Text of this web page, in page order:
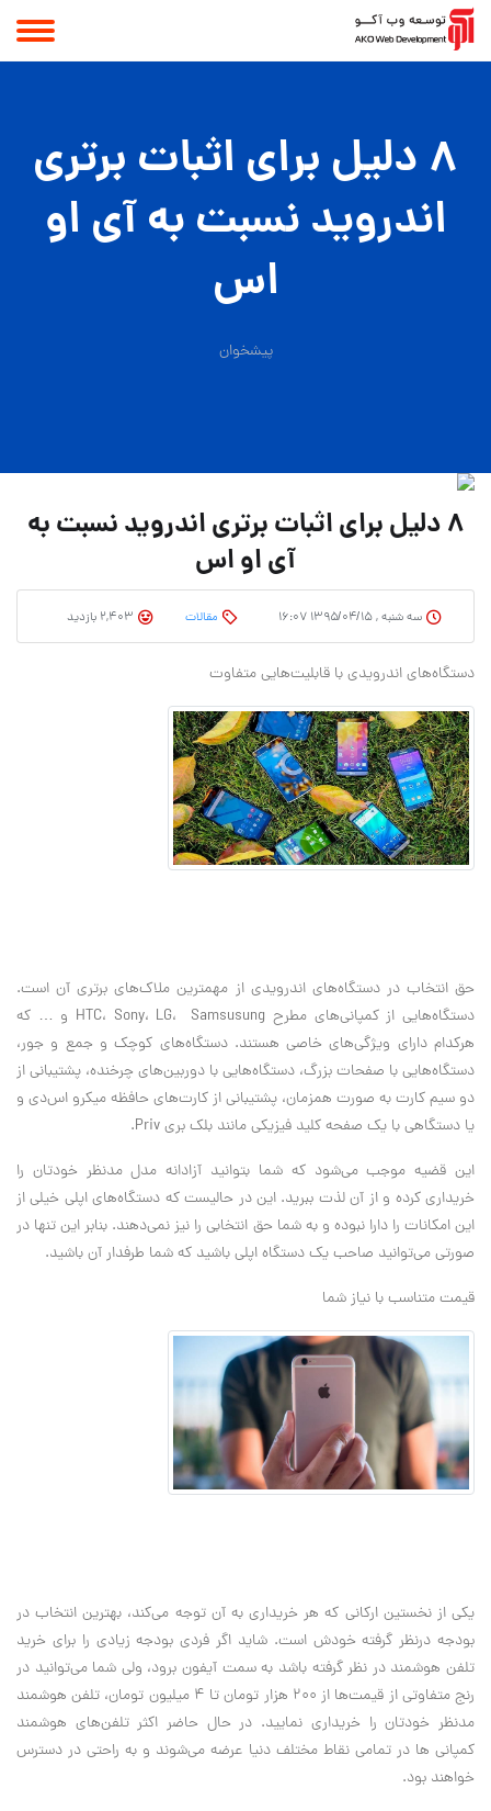
۸ دلیل برای اثبات برتری
اندروید نسبت به آی او
اس
پیشخوان
۸ دلیل برای اثبات برتری اندروید نسبت به
آی او اس
سه شنبه , ۱۳۹۵/۰۴/۱۵ ۱۶:۰۷ مقالات
دستگاه‌های اندرویدی با قابلیت‌هایی متفاوت
حق انتخاب در دستگاه‌های اندرویدی از مهمترین ملاک‌های برتری آن است.
دستگاه‌هایی از کمپانی‌های مطرح HTC، Sony، LG، Samsusung و … که
هرکدام دارای ویژگی‌های خاصی هستند. دستگاه‌های کوچک و جمع و جور،
دستگاه‌هایی با صفحات بزرگ، دستگاه‌هایی با دوربین‌های چرخنده، پشتیبانی از
دو سیم کارت به صورت همزمان، پشتیبانی از کارت‌های حافظه میکرو اس‌دی و
یا دستگاهی با یک صفحه کلید فیزیکی مانند بلک بری Priv.
این قضیه موجب می‌شود که شما بتوانید آزادانه مدل مدنظر خودتان را
خریداری کرده و از آن لذت ببرید. این در حالیست که دستگاه‌های اپلی خیلی از
این امکانات را دارا نبوده و به شما حق انتخابی را نیز نمی‌دهند. بنابر این تنها در
صورتی می‌توانید صاحب یک دستگاه اپلی باشید که شما طرفدار آن باشید.
قیمت متناسب با نیاز شما
یکی از نخستین ارکانی که هر خریداری به آن توجه می‌کند، بهترین انتخاب در
بودجه درنظر گرفته خودش است. شاید اگر فردی بودجه زیادی را برای خرید
تلفن هوشمند در نظر گرفته باشد به سمت آیفون برود، ولی شما می‌توانید در
رنج متفاوتی از قیمت‌ها از ۲۰۰ هزار تومان تا ۴ میلیون تومان، تلفن هوشمند
مدنظر خودتان را خریداری نمایید. در حال حاضر اکثر تلفن‌های هوشمند
کمپانی ها در تمامی نقاط مختلف دنیا عرضه می‌شوند و به راحتی در دسترس
خواهند بود.